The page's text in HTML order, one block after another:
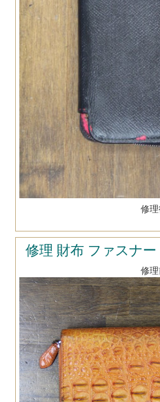
修
修理 財布 ファスナー
修